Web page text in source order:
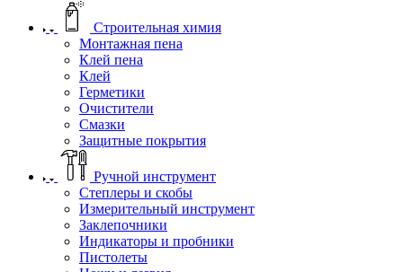
Строительная химия
Монтажная пена
Клей пена
Клей
Герметики
Очистители
Смазки
Защитные покрытия
Ручной инструмент
Степлеры и скобы
Измерительный инструмент
Заклепочники
Индикаторы и пробники
Пистолеты